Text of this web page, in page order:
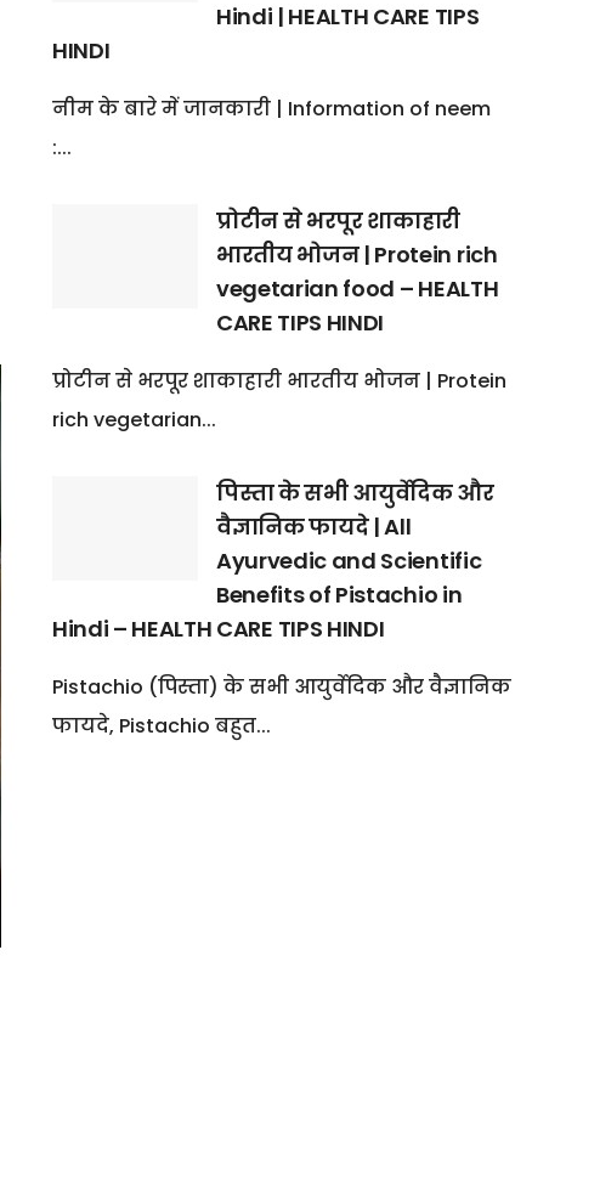
Hindi | HEALTH CARE TIPS
HINDI
नीम के बारे में जानकारी | Information of neem
:...
प्रोटीन से भरपूर शाकाहारी
भारतीय भोजन | Protein rich
vegetarian food – HEALTH
CARE TIPS HINDI
प्रोटीन से भरपूर शाकाहारी भारतीय भोजन | Protein
rich vegetarian...
पिस्ता के सभी आयुर्वेदिक और
वैज्ञानिक फायदे | All
Ayurvedic and Scientific
Benefits of Pistachio in
Hindi – HEALTH CARE TIPS HINDI
Pistachio (पिस्ता) के सभी आयुर्वेदिक और वैज्ञानिक
फायदे, Pistachio बहुत...